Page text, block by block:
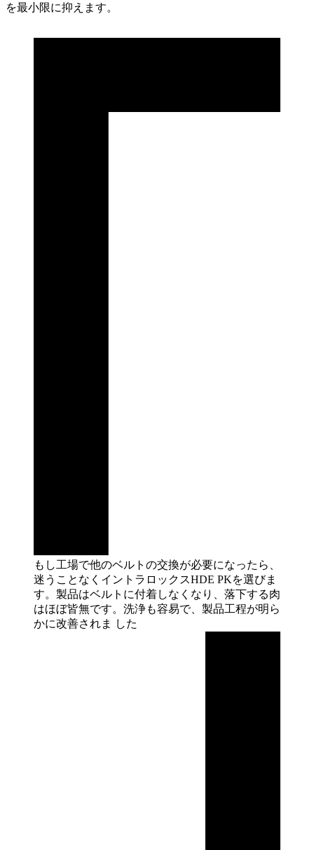
を最小限に抑えます。
もし工場で他のベルトの交換が必要になったら、
迷うことなくイントラロックスHDE PKを選びま
す。製品はベルトに付着しなくなり、落下する肉
はほぼ皆無です。洗浄も容易で、製品工程が明ら
かに改善されま
した